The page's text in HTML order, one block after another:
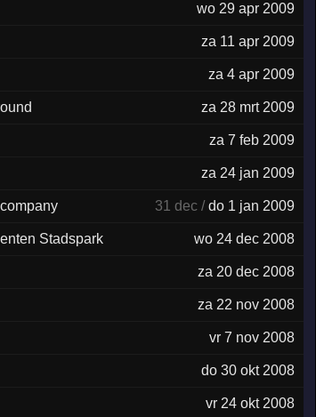
wo 29 apr 2009
za 11 apr 2009
za 4 apr 2009
za 28 mrt 2009
za 7 feb 2009
za 24 jan 2009
31 dec /do 1 jan 2009
Stadspark wo 24 dec 2008
za 20 dec 2008
za 22 nov 2008
vr 7 nov 2008
do 30 okt 2008
vr 24 okt 2008